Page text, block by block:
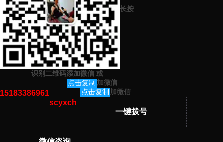
上一篇：产品推广公司如何去选择（产品包装、产品推广来这里）
下一篇：公司产品营销策划怎么做（帮您快速提升产品销量）
猜你感兴趣的内容
暂无相关文章！
长按
识别二维码添加微信 或
点击复制
15183386961
加微信
点击复制
scyxch
加微信
一键拨号